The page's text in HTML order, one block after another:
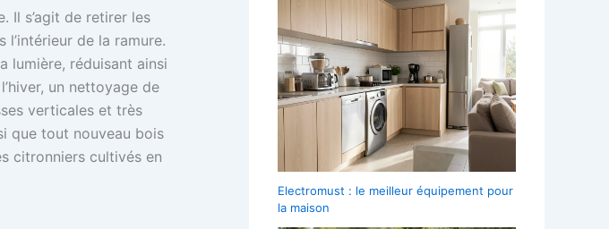
Il s’agit de retirer les
de la ramure.
lumière, réduisant ainsi
un nettoyage de
verticales et très
que tout nouveau bois
citronniers cultivés en
Electromust : le meilleur équipement pour
la maison